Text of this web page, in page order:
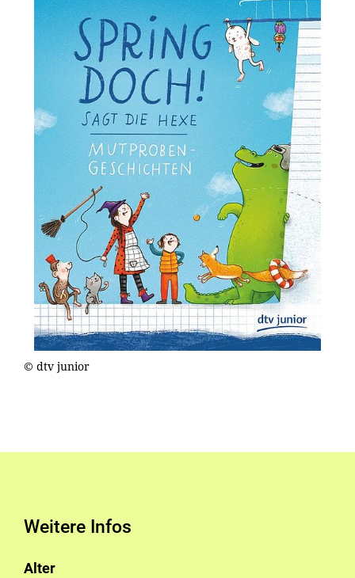
© dtv junior
Weitere Infos
Alter